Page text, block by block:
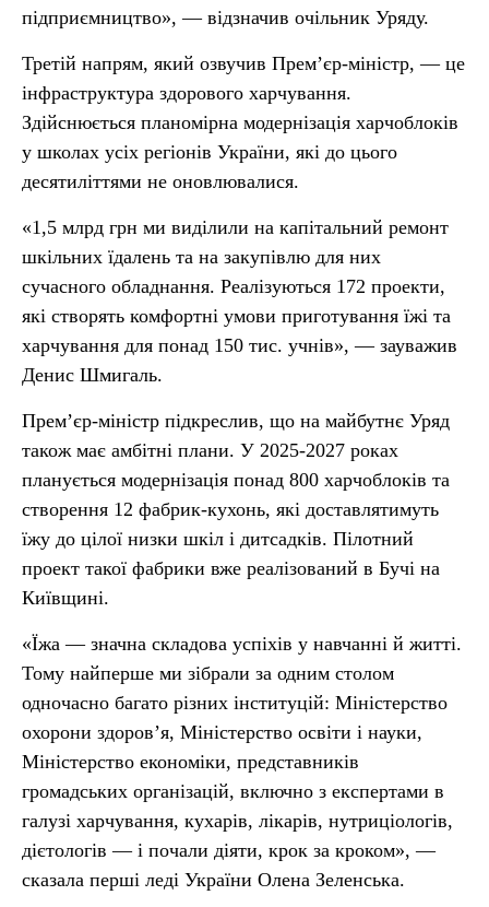
підприємництво», — відзначив очільник Уряду.
Третій напрям, який озвучив Прем’єр-міністр, — це
інфраструктура здорового харчування.
Здійснюється планомірна модернізація харчоблоків
у школах усіх регіонів України, які до цього
десятиліттями не оновлювалися.
«1,5 млрд грн ми виділили на капітальний ремонт
шкільних їдалень та на закупівлю для них
сучасного обладнання. Реалізуються 172 проекти,
які створять комфортні умови приготування їжі та
харчування для понад 150 тис. учнів», — зауважив
Денис Шмигаль.
Прем’єр-міністр підкреслив, що на майбутнє Уряд
також має амбітні плани. У 2025-2027 роках
планується модернізація понад 800 харчоблоків та
створення 12 фабрик-кухонь, які доставлятимуть
їжу до цілої низки шкіл і дитсадків. Пілотний
проект такої фабрики вже реалізований в Бучі на
Київщині.
«Їжа — значна складова успіхів у навчанні й житті.
Тому найперше ми зібрали за одним столом
одночасно багато різних інституцій: Міністерство
охорони здоров’я, Міністерство освіти і науки,
Міністерство економіки, представників
громадських організацій, включно з експертами в
галузі харчування, кухарів, лікарів, нутриціологів,
дієтологів — і почали діяти, крок за кроком», —
сказала перші леді України Олена Зеленська.